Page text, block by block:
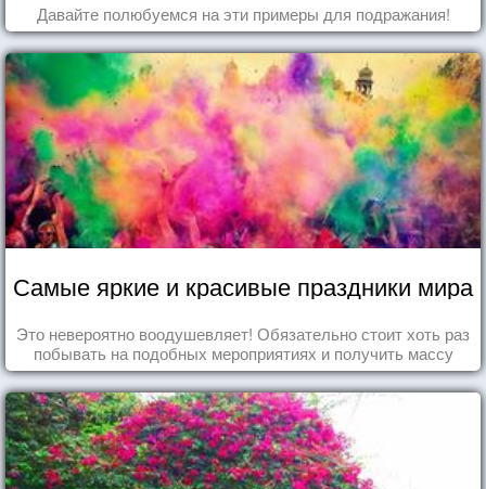
Давайте полюбуемся на эти примеры для подражания!
Самые яркие и красивые праздники мира
Это невероятно воодушевляет! Обязательно стоит хоть раз
побывать на подобных мероприятиях и получить массу
впечатлений!